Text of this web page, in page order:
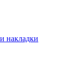
накладки